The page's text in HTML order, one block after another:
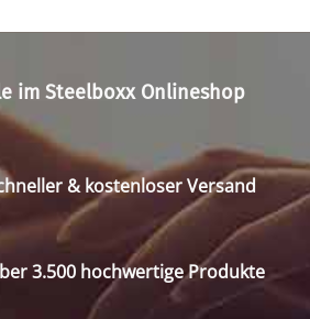
im Steelboxx Onlineshop
& kostenloser Versand
3.500 hochwertige Produkte